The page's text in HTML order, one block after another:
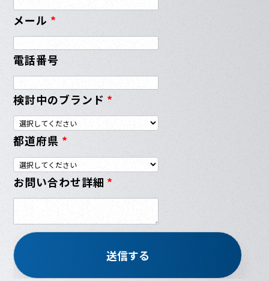
メール *
電話番号
検討中のブランド *
都道府県 *
お問い合わせ詳細 *